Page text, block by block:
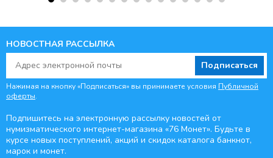
НОВОСТНАЯ РАССЫЛКА
Подписаться
Нажимая на кнопку «Подписаться» вы принимаете условия Публичной
оферты.
Подпишитесь на электронную рассылку новостей от
нумизматического интернет-магазина «76 Монет». Будьте в
курсе новых поступлений, акций и скидок каталога банкнот,
марок и монет.